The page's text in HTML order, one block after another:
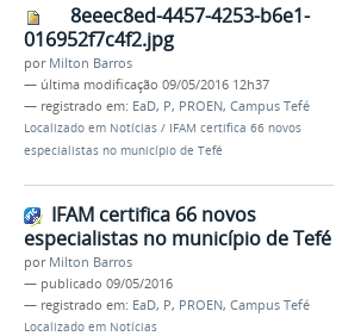
8eeec8ed-4457-4253-b6e1-
016952f7c4f2.jpg
por Milton Barros
— última modificação 09/05/2016 12h37
— registrado em: EaD, P, PROEN, Campus Tefé
Localizado em Notícias / IFAM certifica 66 novos
especialistas no município de Tefé
IFAM certifica 66 novos
especialistas no município de Tefé
por Milton Barros
— publicado 09/05/2016
— registrado em: EaD, P, PROEN, Campus Tefé
Localizado em Notícias